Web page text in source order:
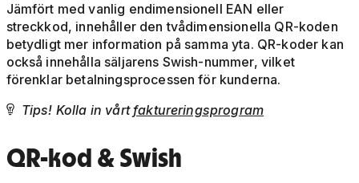
Jämfört med vanlig endimensionell EAN eller
streckkod, innehåller den tvådimensionella QR-koden
betydligt mer information på samma yta. QR-koder kan
också innehålla säljarens Swish-nummer, vilket
förenklar betalningsprocessen för kunderna.
 Tips! Kolla in vårtfaktureringsprogram
QR-kod & Swish